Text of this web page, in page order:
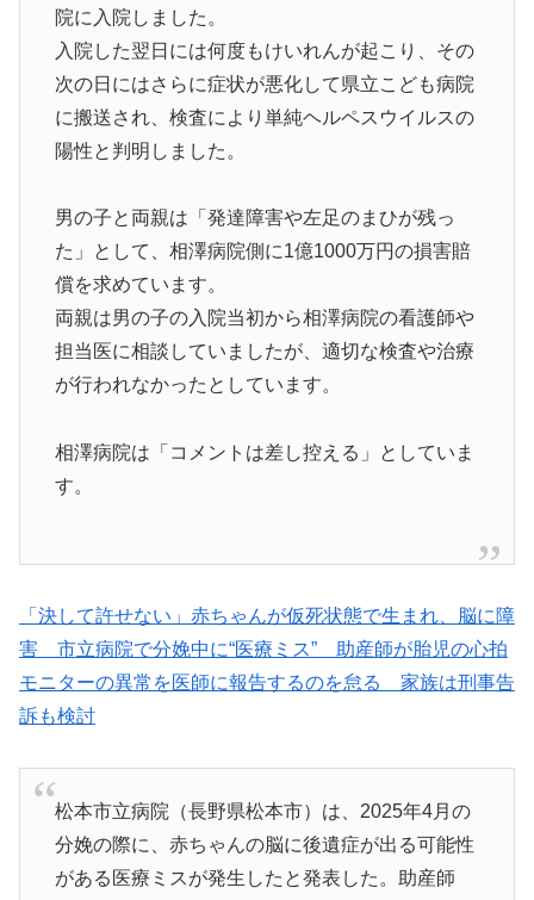
院に入院しました。
入院した翌日には何度もけいれんが起こり、その
次の日にはさらに症状が悪化して県立こども病院
に搬送され、検査により単純ヘルペスウイルスの
陽性と判明しました。
男の子と両親は「発達障害や左足のまひが残っ
た」として、相澤病院側に1億1000万円の損害賠
償を求めています。
両親は男の子の入院当初から相澤病院の看護師や
担当医に相談していましたが、適切な検査や治療
が行われなかったとしています。
相澤病院は「コメントは差し控える」としていま
す。
「決して許せない」赤ちゃんが仮死状態で生まれ、脳に障
害 市立病院で分娩中に“医療ミス” 助産師が胎児の心拍
モニターの異常を医師に報告するのを怠る 家族は刑事告
訴も検討
松本市立病院（長野県松本市）は、2025年4月の
分娩の際に、赤ちゃんの脳に後遺症が出る可能性
がある医療ミスが発生したと発表した。助産師